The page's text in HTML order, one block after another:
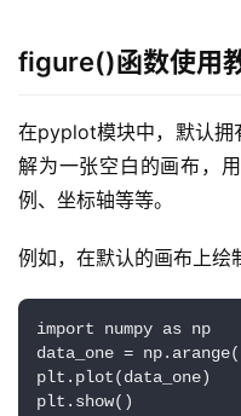
figure()函数使用
在pyplot模块中，默认拥
解为一张空白的画布，
例、坐标轴等等。
例如，在默认的画布上绘
import numpy as np
data_one =
plt.plot(data_one)
plt.show()